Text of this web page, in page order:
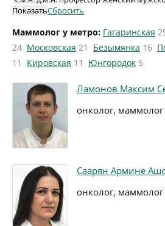
ПоказатьСбросить
Маммолог у метро: Гагаринская
24 Московская 21 Безымянка 16
11
Кировская 11 Юнгородок 5
Ламонов Максим
онколог, маммолог
Саарян Армине
онколог, маммолог